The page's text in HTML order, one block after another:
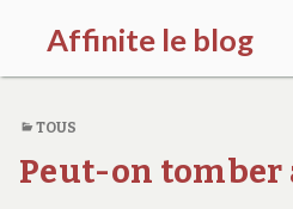
Affinite le blog
e
p
l
u
TOUS
Peut-on tomber